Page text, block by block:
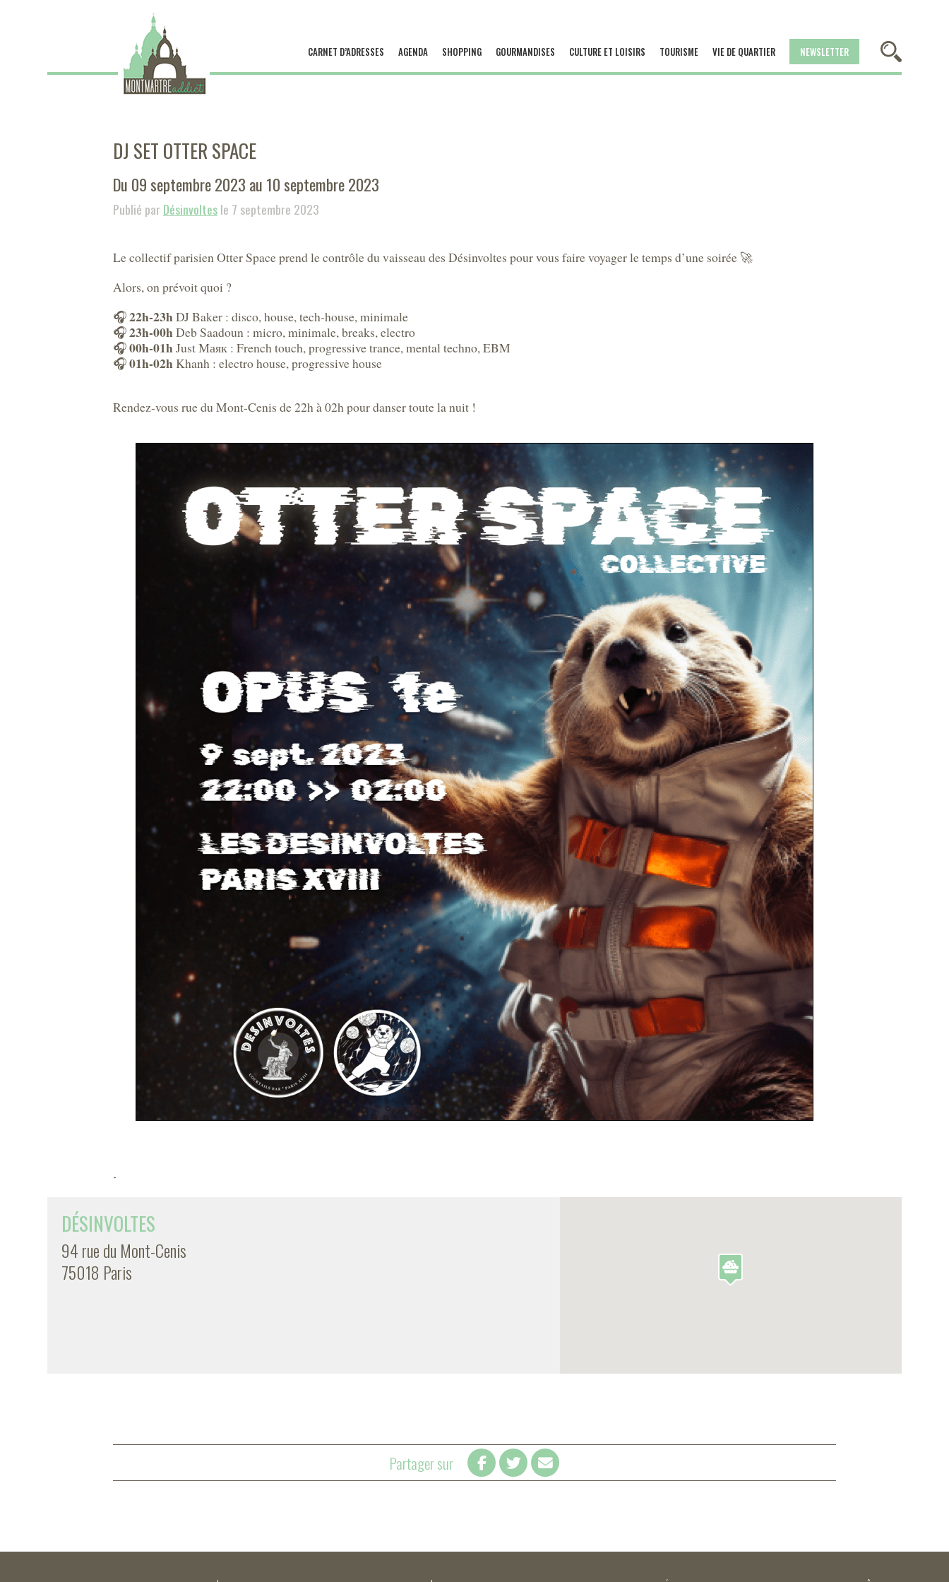
CARNET D’ADRESSES AGENDA SHOPPING GOURMANDISES CULTURE ET LOISIRS TOURISME VIE DE QUARTIER NEWSLETTER
DJ SET OTTER SPACE
Du 09 septembre 2023 au 10 septembre 2023
Publié parDésinvoltesle 7 septembre 2023
Le collectif parisien Otter Space prend le contrôle du vaisseau des Désinvoltes pour vous faire voyager le temps d’une soirée 🚀
Alors, on prévoit quoi ?
🎧22h-23hDJ Baker : disco, house, tech-house, minimale
🎧23h-00hDeb Saadoun : micro, minimale, breaks, electro
🎧00h-01hJust Маяк : French touch, progressive trance, mental techno, EBM
🎧01h-02hKhanh : electro house, progressive house
Rendez-vous rue du Mont-Cenis de 22h à 02h pour danser toute la nuit !
-
DÉSINVOLTES
94 rue du Mont-Cenis
75018 Paris
Partager sur